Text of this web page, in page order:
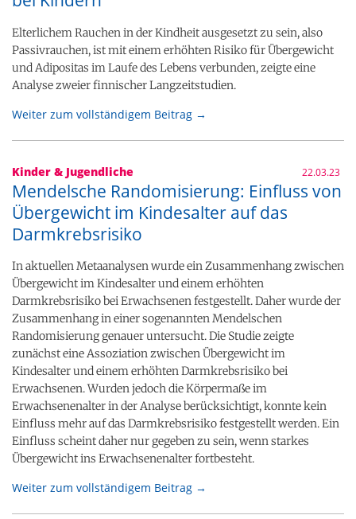
Elterlichem Rauchen in der Kindheit ausgesetzt zu sein, also
Passivrauchen, ist mit einem erhöhten Risiko für Übergewicht
und Adipositas im Laufe des Lebens verbunden, zeigte eine
Analyse zweier finnischer Langzeitstudien.
Weiter zum vollständigem Beitrag →
Kinder & Jugendliche 22.03.23
Mendelsche Randomisierung: Einfluss von
Übergewicht im Kindesalter auf das
Darmkrebsrisiko
In aktuellen Metaanalysen wurde ein Zusammenhang zwischen
Übergewicht im Kindesalter und einem erhöhten
Darmkrebsrisiko bei Erwachsenen festgestellt. Daher wurde der
Zusammenhang in einer sogenannten Mendelschen
Randomisierung genauer untersucht. Die Studie zeigte
zunächst eine Assoziation zwischen Übergewicht im
Kindesalter und einem erhöhten Darmkrebsrisiko bei
Erwachsenen. Wurden jedoch die Körpermaße im
Erwachsenenalter in der Analyse berücksichtigt, konnte kein
Einfluss mehr auf das Darmkrebsrisiko festgestellt werden. Ein
Einfluss scheint daher nur gegeben zu sein, wenn starkes
Übergewicht ins Erwachsenenalter fortbesteht.
Weiter zum vollständigem Beitrag →